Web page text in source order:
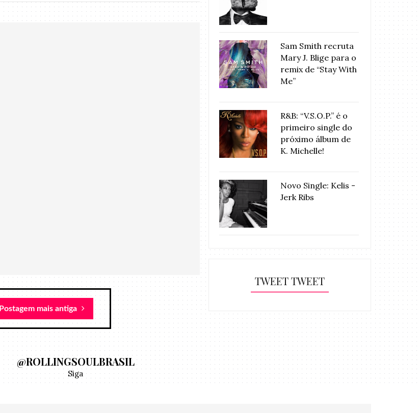
Postagem mais antiga
Sam Smith recruta
Mary J. Blige para o
remix de “Stay With
Me”
R&B: “V.S.O.P.” é o
primeiro single do
próximo álbum de
K. Michelle!
Novo Single: Kelis -
Jerk Ribs
TWEET TWEET
@ROLLINGSOULBRASIL
Siga